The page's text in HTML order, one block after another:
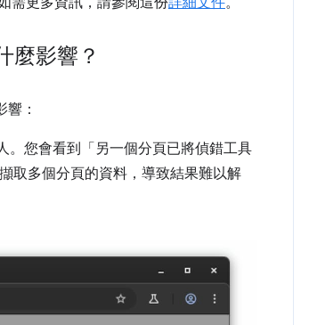
麼影響？
：
。您會看到「另一個分頁已將偵錯工具
取多個分頁的資料，導致結果難以解